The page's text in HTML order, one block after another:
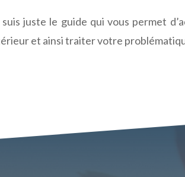
suis juste le guide qui vous permet
et ainsi traiter votre